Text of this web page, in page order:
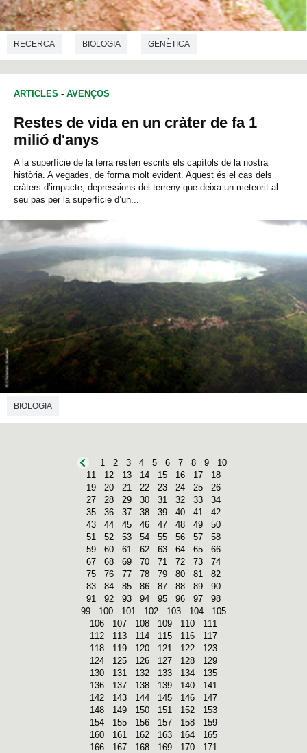
RECERCA BIOLOGIA GENÈTICA
ARTICLES - AVENÇOS
Restes de vida en un cràter de fa 1
milió d'anys
A la superfície de la terra resten escrits els capítols de la nostra
història. A vegades, de forma molt evident. Aquest és el cas dels
cràters d’impacte, depressions del terreny que deixa un meteorit al
seu pas per la superfície d’un...
BIOLOGIA
1 2 3 4 5 6 7 8 9
10
11
12 13 14 15 16 17
18
19
20 21 22 23 24 25
26
27
28 29 30 31 32 33
34
35
36 37 38 39 40 41
42
43
44 45 46 47 48 49
50
51
52 53 54 55 56 57
58
59
60 61 62 63 64 65
66
67
68 69 70 71 72 73
74
75
76 77 78 79 80 81
82
83
84 85 86 87 88 89
90
91
92 93 94 95 96 97
98
99
100 101 102 103 104
105
106
107 108 109 110
111
112
113 114 115 116
117
118
119 120 121 122
123
124
125 126 127 128
129
130
131 132 133 134
135
136
137 138 139 140
141
142
143 144 145 146
147
148
149 150 151 152
153
154
155 156 157 158
159
160
161 162 163 164
165
166
167 168 169 170
171